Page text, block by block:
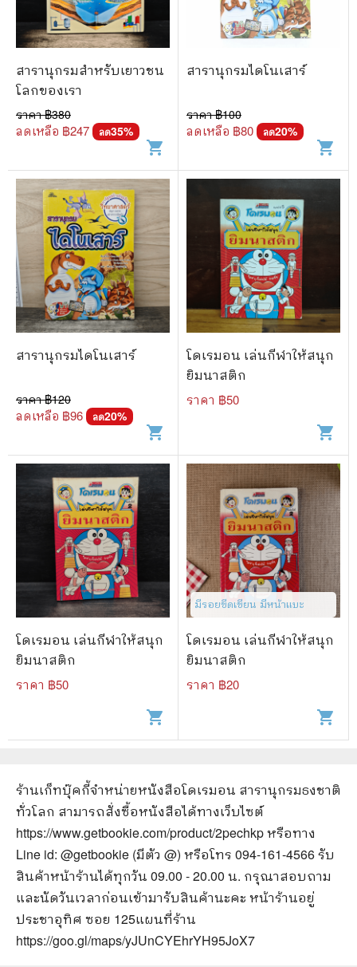
สารานุกรมสำหรับเยาวชน
โลกของเรา
ราคา ฿380
ลดเหลือ ฿247 ลด35%
shopping_cart
สารานุกรมไดโนเสาร์
ราคา ฿100
ลดเหลือ ฿80 ลด20%
shopping_cart
สารานุกรมไดโนเสาร์
ราคา ฿120
ลดเหลือ ฿96 ลด20%
shopping_cart
โดเรมอน เล่นกีฬาให้สนุก
ยิมนาสติก
ราคา ฿50
shopping_cart
โดเรมอน เล่นกีฬาให้สนุก
ยิมนาสติก
ราคา ฿50
shopping_cart
มีรอยขีดเขียน มีหน้าแบะ
โดเรมอน เล่นกีฬาให้สนุก
ยิมนาสติก
ราคา ฿20
shopping_cart
ร้านเก็ทบุ๊คกี้จำหน่ายหนังสือโดเรมอน สารานุกรมธงชาติ
ทั่วโลก สามารถสั่งซื้อหนังสือได้ทางเว็บไซต์
https://www.getbookie.com/product/2pechkpหรือทาง
Line id: @getbookie (มีตัว @) หรือโทร 094-161-4566 รับ
สินค้าหน้าร้านได้ทุกวัน 09.00 - 20.00 น. กรุณาสอบถาม
และนัดวันเวลาก่อนเข้ามารับสินค้านะคะ หน้าร้านอยู่
ประชาอุทิศ ซอย 125แผนที่ร้าน
https://goo.gl/maps/yJUnCYEhrYH95JoX7